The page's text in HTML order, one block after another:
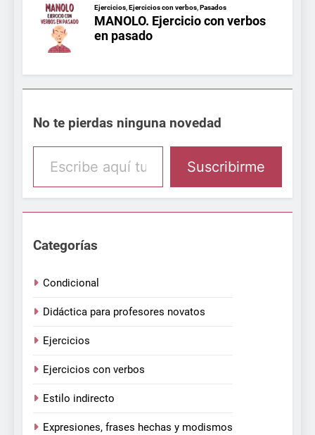
No te pierdas ninguna novedad
Escribe aquí tu email
Suscribirme
Categorías
Condicional
Didáctica para profesores novatos
Ejercicios
Ejercicios con verbos
Estilo indirecto
Expresiones, frases hechas y modismos